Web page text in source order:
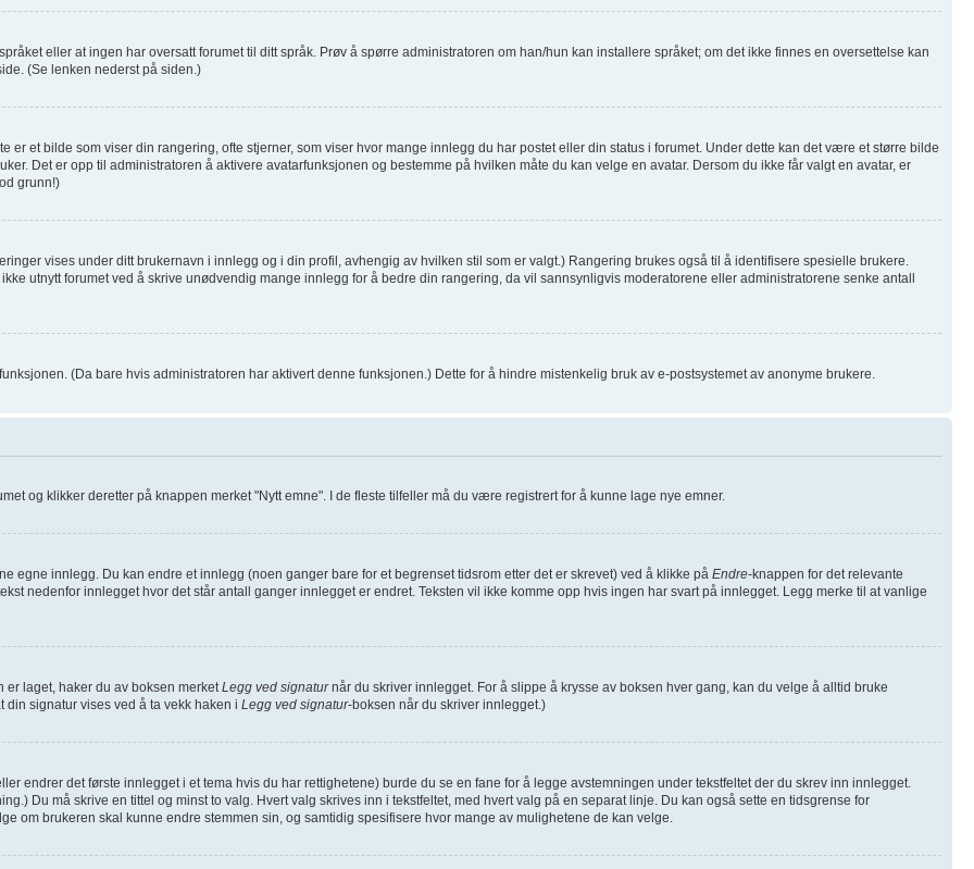
eller at ingen har oversatt forumet til ditt språk. Prøv å spørre administratoren om han/hun kan installere språket; om det ikke finnes en oversettelse kan
(Se lenken nederst på siden.)
et bilde som viser din rangering, ofte stjerner, som viser hvor mange innlegg du har postet eller din status i forumet. Under dette kan det være et større bilde
Det er opp til administratoren å aktivere avatarfunksjonen og bestemme på hvilken måte du kan velge en avatar. Dersom du ikke får valgt en avatar, er
grunn!)
vises under ditt brukernavn i innlegg og i din profil, avhengig av hvilken stil som er valgt.) Rangering brukes også til å identifisere spesielle brukere.
utnytt forumet ved å skrive unødvendig mange innlegg for å bedre din rangering, da vil sannsynligvis moderatorene eller administratorene senke antall
(Da bare hvis administratoren har aktivert denne funksjonen.) Dette for å hindre mistenkelig bruk av e-postsystemet av anonyme brukere.
og klikker deretter på knappen merket "Nytt emne". I de fleste tilfeller må du være registrert for å kunne lage nye emner.
egne innlegg. Du kan endre et innlegg (noen ganger bare for et begrenset tidsrom etter det er skrevet) ved å klikke på Endre-knappen for det relevante
nedenfor innlegget hvor det står antall ganger innlegget er endret. Teksten vil ikke komme opp hvis ingen har svart på innlegget. Legg merke til at vanlige
er laget, haker du av boksen merket Legg ved signaturnår du skriver innlegget. For å slippe å krysse av boksen hver gang, kan du velge å alltid bruke
signatur vises ved å ta vekk haken i Legg ved signatur-boksen når du skriver innlegget.)
endrer det første innlegget i et tema hvis du har rettighetene) burde du se en fane for å legge avstemningen under tekstfeltet der du skrev inn innlegget.
Du må skrive en tittel og minst to valg. Hvert valg skrives inn i tekstfeltet, med hvert valg på en separat linje. Du kan også sette en tidsgrense for
om brukeren skal kunne endre stemmen sin, og samtidig spesifisere hvor mange av mulighetene de kan velge.